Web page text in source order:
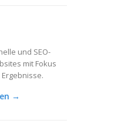
und SEO-
mit Fokus
→